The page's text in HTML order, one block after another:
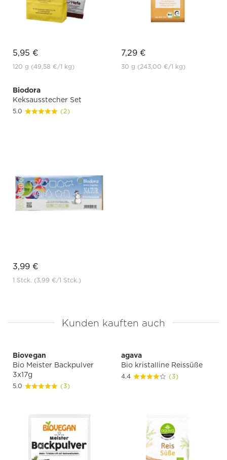
5,95 €
120 g (49,58 €/1 kg)
7,29 €
30 g (243,00 €/1 kg)
Biodora
Keksausstecher Set
5.0 (2)
3,99 €
1 Stck. (3,99 €/1 Stck.)
Kunden kauften auch
Biovegan
Bio Meister Backpulver
3x17g
5.0 (3)
agava
Bio kristalline Reissüße
4.4 (3)